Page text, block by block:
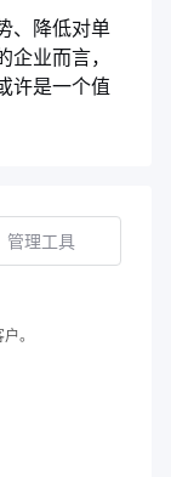
、降低对单
业而言，
许是一个值
管理工具
。